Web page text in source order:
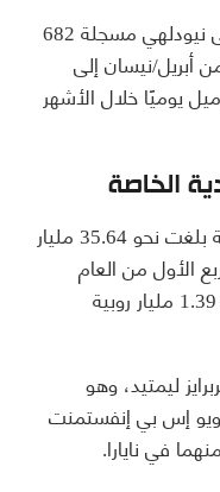
وقفزت صادرات موسكو النفطية إلى نيودلهي مسجلة 682
من أبريل/نيسان إلى
حزيران، مقابل 22 ألفًا و500 برميل يوميًا خلال الأشهر
الخاصة
حقّقت شركة نايارا إنرجي أرباحًا صافية بلغت نحو 35.64 مليار
الربع الأول من العام
المالي الجاري، مقارنة بصافي خسائر 1.39 مليار روبية
ليمتيد، وهو
ويو إس بي إنفستمنت